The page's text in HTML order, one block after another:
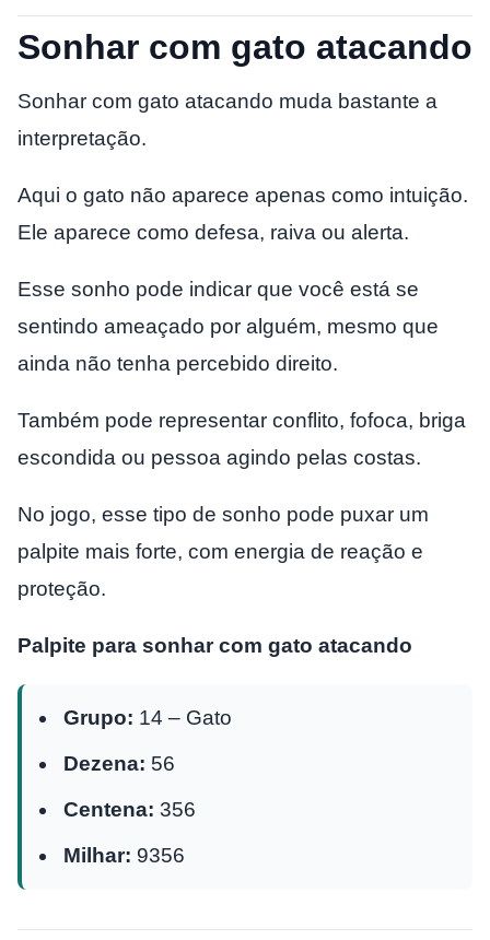
Sonhar com gato atacando
Sonhar com gato atacando muda bastante a
interpretação.
Aqui o gato não aparece apenas como intuição.
Ele aparece como defesa, raiva ou alerta.
Esse sonho pode indicar que você está se
sentindo ameaçado por alguém, mesmo que
ainda não tenha percebido direito.
Também pode representar conflito, fofoca, briga
escondida ou pessoa agindo pelas costas.
No jogo, esse tipo de sonho pode puxar um
palpite mais forte, com energia de reação e
proteção.
Palpite para sonhar com gato atacando
Grupo: 14 – Gato
Dezena: 56
Centena: 356
Milhar: 9356